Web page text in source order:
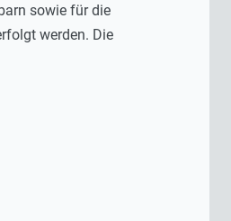
sowie für die
werden. Die